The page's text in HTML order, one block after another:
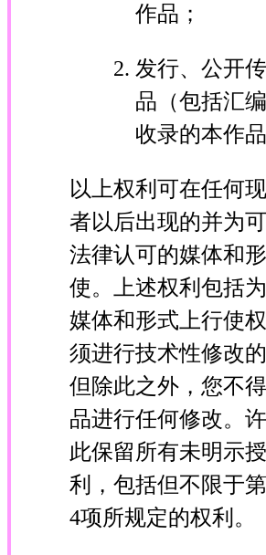
作品；
发行、公开
品（包括汇
收录的本作品
以上权利可在任何
者以后出现的并为
法律认可的媒体和
使。上述权利包括
媒体和形式上行使
须进行技术性修改的
但除此之外，您不
品进行任何修改。
此保留所有未明示
利，包括但不限于
4项所规定的权利。